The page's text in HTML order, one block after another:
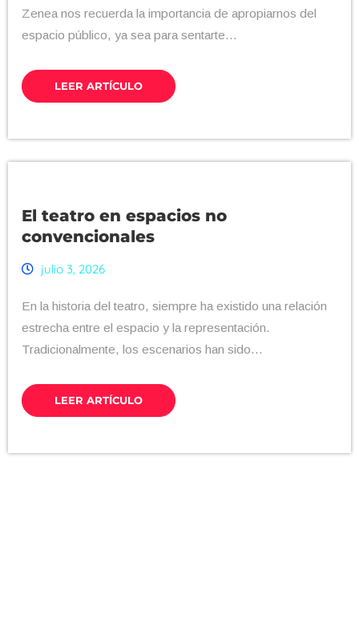
Zenea nos recuerda la importancia de apropiarnos del
espacio público, ya sea para sentarte...
LEER ARTÍCULO
El teatro en espacios no
convencionales
julio 3, 2026
En la historia del teatro, siempre ha existido una relación
estrecha entre el espacio y la representación.
Tradicionalmente, los escenarios han sido...
LEER ARTÍCULO